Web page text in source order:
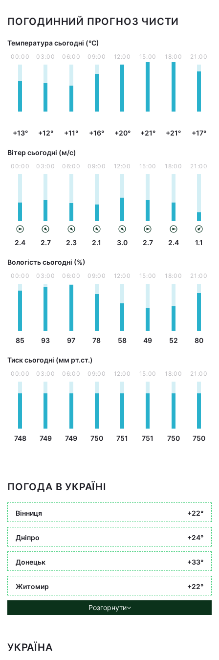
ПОГОДИННИЙ ПРОГНОЗ ЧИСТИ
Температура сьогодні (°С)
00:00
+13°
03:00
+12°
06:00
+11°
09:00
+16°
12:00
+20°
15:00
+21°
18:00
+21°
21:00
+17°
Вітер сьогодні (м/с)
00:00
2.4
03:00
2.7
06:00
2.3
09:00
2.1
12:00
3.0
15:00
2.7
18:00
2.4
21:00
1.1
Вологість сьогодні (%)
00:00
85
03:00
93
06:00
97
09:00
78
12:00
58
15:00
49
18:00
52
21:00
80
Тиск сьогодні (мм рт.ст.)
00:00
748
03:00
749
06:00
749
09:00
750
12:00
751
15:00
751
18:00
750
21:00
750
ПОГОДА В УКРАЇНІ
Вінниця +22°
Дніпро +24°
Донецьк +33°
Житомир +22°
Розгорнути
УКРАЇНА